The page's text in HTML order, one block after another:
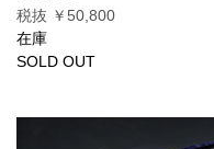
税抜 ￥50,800
在庫
SOLD OUT